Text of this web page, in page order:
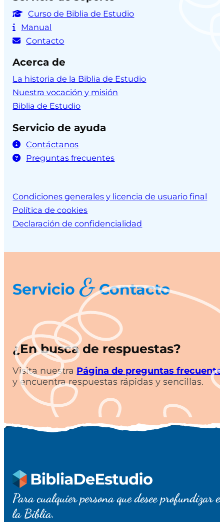
Curso de Biblia de Estudio
Manual
Contacto
Acerca de
La historia de la Biblia de Estudio
Nuestra vocación y misión
Biblia de Estudio
Servicio de ayuda
Contáctanos
Preguntas frecuentes
Condiciones generales y licencia de usuario final
Política de cookies
Declaración de confidencialidad
Servicio&Contacto
¿En busca de respuestas?
Visita nuestra Página de preguntas
y encuentra respuestas rápidas y sencillas.
Para cualquier persona que desee profundizar
la Biblia.